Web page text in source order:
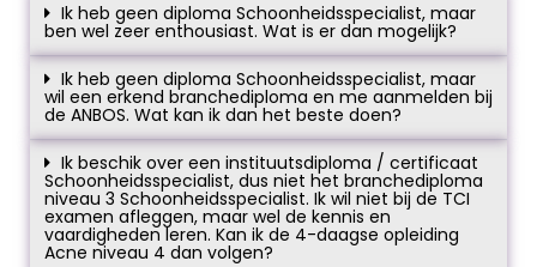
Ik heb geen diploma Schoonheidsspecialist, maar
ben wel zeer enthousiast. Wat is er dan mogelijk?
Ik heb geen diploma Schoonheidsspecialist, maar
wil een erkend branchediploma en me aanmelden bij
de ANBOS. Wat kan ik dan het beste doen?
Ik beschik over een instituutsdiploma / certificaat
Schoonheidsspecialist, dus niet het branchediploma
niveau 3 Schoonheidsspecialist. Ik wil niet bij de TCI
examen afleggen, maar wel de kennis en
vaardigheden leren. Kan ik de 4-daagse opleiding
Acne niveau 4 dan volgen?